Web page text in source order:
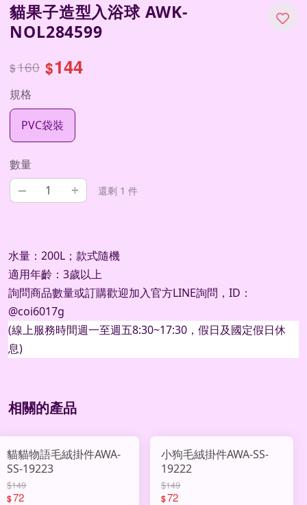
貓果子造型入浴球 AWK-
NOL284599
$160 $144
規格
PVC袋裝
數量
– + 還剩 1 件
水量：200L；款式隨機
適用年齡：3歲以上
詢問商品數量或訂購歡迎加入官方LINE詢問， ID ：
@coi6017g
(線上服務時間週一至週五8:30~17:30 ，假日及國定假日休
息)
相關的產品
貓貓物語毛絨掛件AWA-
SS-19223
$149
$72
小狗毛絨掛件AWA-SS-
19222
$149
$72